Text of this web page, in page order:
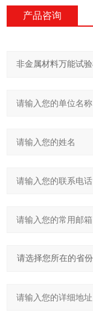
产品咨询